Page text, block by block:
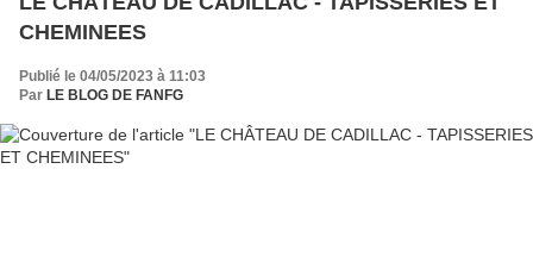
CHEMINEES
Publié le 04/05/2023 à 11:03
Par LE BLOG DE FANFG